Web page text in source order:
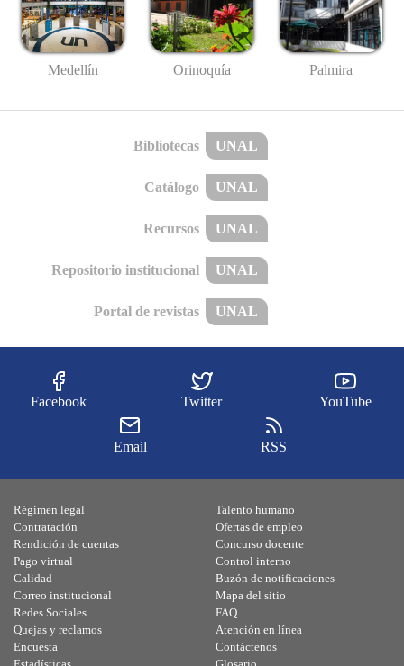
Medellín Orinoquía Palmira
Bibliotecas UNAL
Catálogo UNAL
Recursos UNAL
Repositorio institucional UNAL
Portal de revistas UNAL
Facebook Twitter YouTube
Email RSS
Régimen legal
Contratación
Rendición de cuentas
Pago virtual
Calidad
Talento humano
Ofertas de empleo
Concurso docente
Control interno
Buzón de notificaciones
Correo institucional
Redes Sociales
Quejas y reclamos
Encuesta
Mapa del sitio
FAQ
Atención en línea
Contáctenos